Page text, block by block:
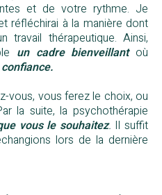
et de votre rythme. Je
réfléchirai à la manière dont
travail thérapeutique. Ainsi,
un cadre bienveillantoù
confiance.
vous, vous ferez le choix, ou
la suite, la psychothérapie
vous le souhaitez. Il suffit
lors de la dernière